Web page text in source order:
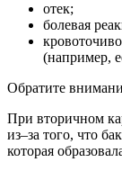
отек;
болевая
(например,
Обратите
При вторичном
из–за того, что
которая